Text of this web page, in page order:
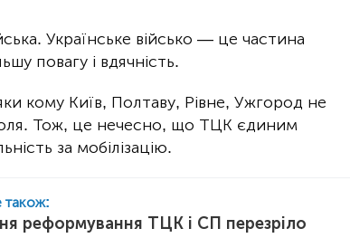
Українське військо — це частина
повагу і вдячність.
кому Київ, Полтаву, Рівне, Ужгород не
Тож, це нечесно, що ТЦК єдиним
за мобілізацію.
також:
реформування ТЦК і СП перезріло